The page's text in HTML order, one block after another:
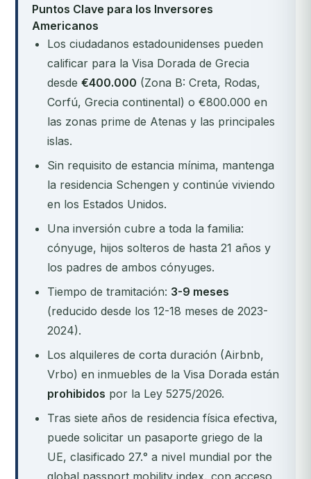
Puntos Clave para los Inversores
Americanos
Los ciudadanos estadounidenses pueden
calificar para la Visa Dorada de Grecia
desde €400.000 (Zona B: Creta, Rodas,
Corfú, Grecia continental) o €800.000 en
las zonas prime de Atenas y las principales
islas.
Sin requisito de estancia mínima, mantenga
la residencia Schengen y continúe viviendo
en los Estados Unidos.
Una inversión cubre a toda la familia:
cónyuge, hijos solteros de hasta 21 años y
los padres de ambos cónyuges.
Tiempo de tramitación: 3-9 meses
(reducido desde los 12-18 meses de 2023-
2024).
Los alquileres de corta duración (Airbnb,
Vrbo) en inmuebles de la Visa Dorada están
prohibidos por la Ley 5275/2026.
Tras siete años de residencia física efectiva,
puede solicitar un pasaporte griego de la
UE, clasificado 27.° a nivel mundial por the
global passport mobility index, con acceso